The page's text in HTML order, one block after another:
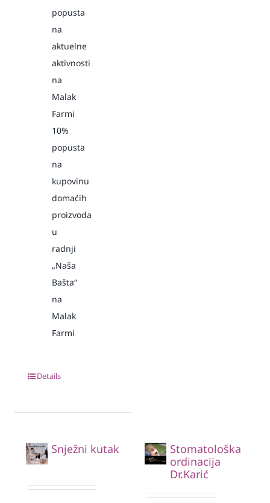
popusta
na
aktuelne
aktivnosti
na
Malak
Farmi
10%
popusta
na
kupovinu
domaćih
proizvoda
u
radnji
„Naša
Bašta“
na
Malak
Farmi
Details
Snježni kutak
Stomatološka
ordinacija
Dr.Karić